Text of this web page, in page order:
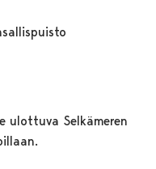
ulottuva Selkämeren